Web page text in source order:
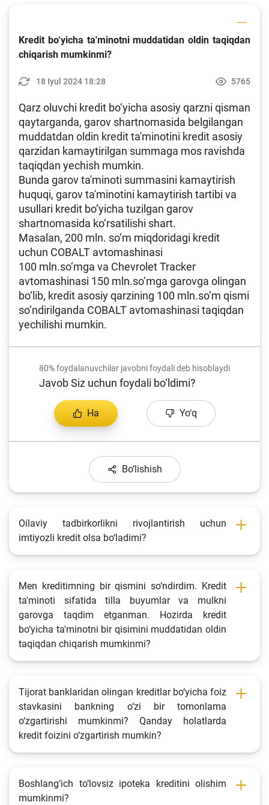
Kredit bo‘yicha ta'minotni muddatidan oldin taqiqdan
chiqarish mumkinmi?
18 Iyul 2024 18:28 5765
Qarz oluvchi kredit bo‘yicha asosiy qarzni qisman
qaytarganda, garov shartnomasida belgilangan
muddatdan oldin kredit ta'minotini kredit asosiy
qarzidan kamaytirilgan summaga mos ravishda
taqiqdan yechish mumkin.
Bunda garov ta'minoti summasini kamaytirish
huquqi, garov ta'minotini kamaytirish tartibi va
usullari kredit bo‘yicha tuzilgan garov
shartnomasida ko‘rsatilishi shart.
Masalan, 200 mln. so‘m miqdoridagi kredit
uchun COBALT avtomashinasi
100 mln.so‘mga va Chevrolet Tracker
avtomashinasi 150 mln.so‘mga garovga olingan
bo‘lib, kredit asosiy qarzining 100 mln.so‘m qismi
so‘ndirilganda COBALT avtomashinasi taqiqdan
yechilishi mumkin.
80%foydalanuvchilar javobni foydali deb hisoblaydi
Javob Siz uchun foydali bo‘ldimi?
Ha Yo‘q
Bo‘lishish
Oilaviy tadbirkorlikni rivojlantirish uchun
imtiyozli kredit olsa bo‘ladimi?
Men kreditimning bir qismini so‘ndirdim. Kredit
ta'minoti sifatida tilla buyumlar va mulkni
garovga taqdim etganman. Hozirda kredit
bo‘yicha ta'minotni bir qisimini muddatidan oldin
taqiqdan chiqarish mumkinmi?
Tijorat banklaridan olingan kreditlar bo‘yicha foiz
stavkasini bankning o‘zi bir tomonlama
o‘zgartirishi mumkinmi? Qanday holatlarda
kredit foizini o‘zgartirish mumkin?
Boshlang‘ich to‘lovsiz ipoteka kreditini olishim
mumkinmi?